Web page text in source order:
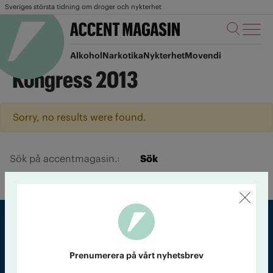
Sveriges största tidning om droger och nykterhet
AlkoholNarkotikaNykterhetMovendi
Kongress 2013
Sorry, no results were found.
Sök
Prenumerera på vårt nyhetsbrev